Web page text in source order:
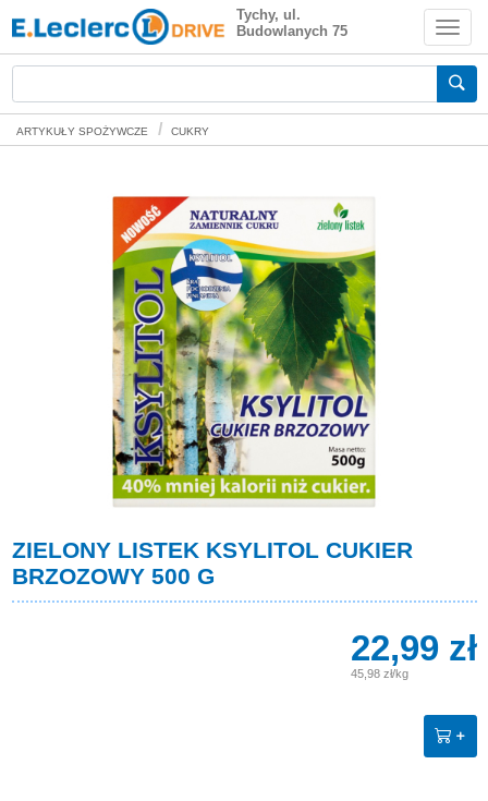
Zielony listek Ksylitol cukier brzozowy
500 g
Tychy, ul.
Budowlanych 75
ARTYKUŁY SPOŻYWCZE CUKRY
ZIELONY LISTEK KSYLITOL CUKIER
BRZOZOWY 500 G
22,99 zł
45,98 zł/kg